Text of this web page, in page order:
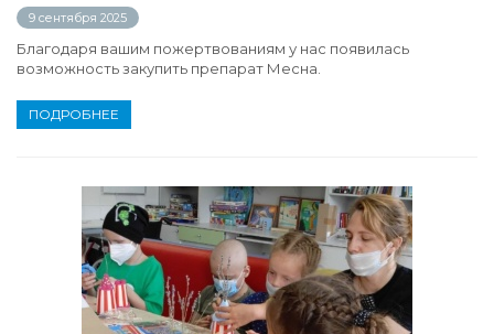
9 сентября 2025
Благодаря вашим пожертвованиям у нас появилась
возможность закупить препарат Месна.
ПОДРОБНЕЕ